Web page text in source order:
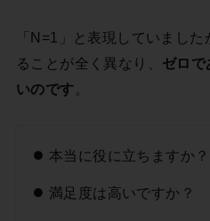
「N=1」と表現していまし
ることが全く異なり、 ゼロで
いのです。
本当に役に立ちますか？
満足度は高いですか？